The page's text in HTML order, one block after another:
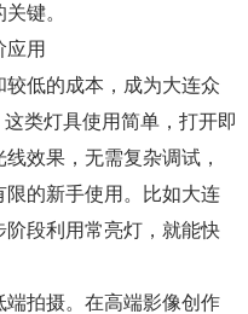
键。​
用​
低的成本，成为大连众
类灯具使用简单，打开即
效果，无需复杂调试，
的新手使用。比如大连
段利用常亮灯，就能快
拍摄。在高端影像创作